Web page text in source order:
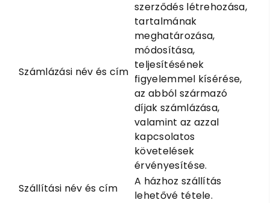
Számlázási név és cím
szerződés létrehozása,
tartalmának
meghatározása,
módosítása,
teljesítésének
figyelemmel kísérése,
az abból származó
díjak számlázása,
valamint az azzal
kapcsolatos
követelések
érvényesítése.
Szállítási név és cím
A házhoz szállítás
lehetővé tétele.